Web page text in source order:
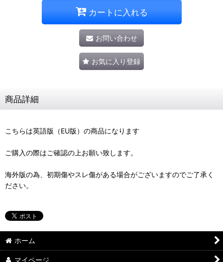
カートに入れる
お問い合わせ
お気に入り登録
商品詳細
こちらは英語版（EU版）の商品になります
ご購入の際はご確認の上お願い致します。
海外版の為、初期傷やスレ傷がある場合がございますのでご了承く
ださい。
ホーム
マイページ